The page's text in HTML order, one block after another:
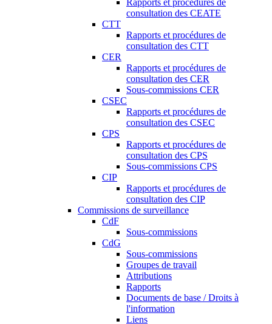
Rapports et procédures de
consultation des CEATE
CTT
Rapports et procédures de
consultation des CTT
CER
Rapports et procédures de
consultation des CER
Sous-commissions CER
CSEC
Rapports et procédures de
consultation des CSEC
CPS
Rapports et procédures de
consultation des CPS
Sous-commissions CPS
CIP
Rapports et procédures de
consultation des CIP
Commissions de surveillance
CdF
Sous-commissions
CdG
Sous-commissions
Groupes de travail
Attributions
Rapports
Documents de base / Droits à
l'information
Liens